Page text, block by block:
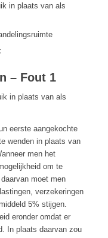
in plaats van als
– Fout 1
in plaats van als
eerste aangekochte
wenden in plaats van
men het
om te
moet men
verzekeringen
5% stijgen.
eronder omdat er
In plaats daarvan zou